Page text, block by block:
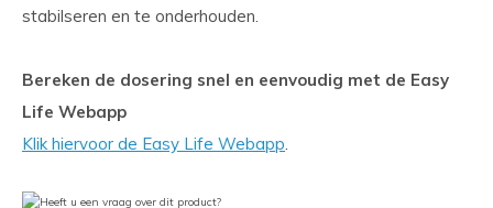
stabilseren en te onderhouden.
Bereken de dosering snel en eenvoudig met de Easy
Life Webapp
Klik hiervoor de Easy Life Webapp.